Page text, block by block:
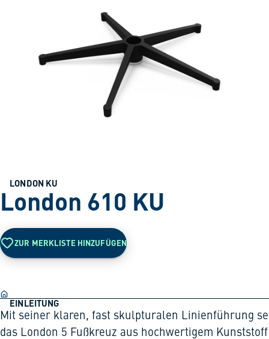
LONDON KU
London 610 KU
ZUR MERKLISTE HINZUFÜGEN
EINLEITUNG
Mit seiner klaren, fast skulpturalen Linienführung
das London 5 Fußkreuz aus hochwertigem Kunststoff